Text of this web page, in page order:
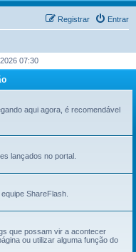
Entrar
Registrar
07:30
aqui agora, é recomendável
lançados no portal.
ShareFlash.
que possam vir a acontecer
ou utilizar alguma função do